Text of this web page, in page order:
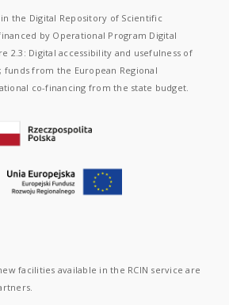
the Digital Repository of Scientific
by Operational Program Digital
2.3: Digital accessibility and usefulness of
from the European Regional
co-financing from the state budget.
facilities available in the RCIN service are